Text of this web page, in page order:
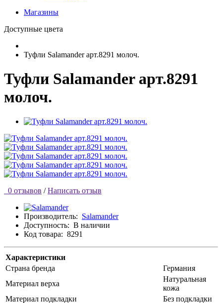
Магазины
Доступные цвета
Туфли Salamander арт.8291 молоч.
Туфли Salamander арт.8291
молоч.
0 отзывов / Написать отзыв
Производитель: Salamander
Доступность: В наличии
Код товара: 8291
Характеристики
Страна бренда
Германия
Материал верха
Натуральная
кожа
Материал подкладки
Без подкладки